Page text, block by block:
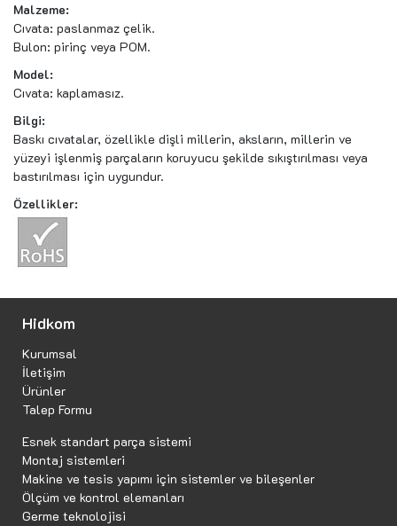
Malzeme:
Cıvata: paslanmaz çelik.
Bulon: pirinç veya POM.
Model:
Cıvata: kaplamasız.
Bilgi:
Baskı cıvatalar, özellikle dişli millerin, aksların, millerin ve
yüzeyi işlenmiş parçaların koruyucu şekilde sıkıştırılması veya
bastırılması için uygundur.
Özellikler:
Hidkom
Kurumsal
İletişim
Ürünler
Talep Formu
Esnek standart parça sistemi
Montaj sistemleri
Makine ve tesis yapımı için sistemler ve bileşenler
Ölçüm ve kontrol elemanları
Germe teknolojisi